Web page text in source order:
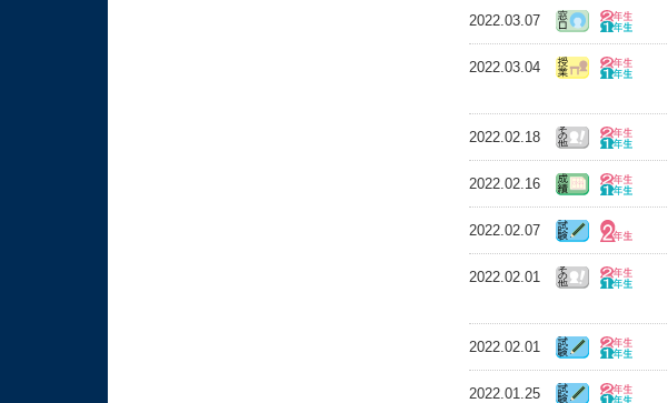
2022.03.07
2022.03.04
2022.02.18
2022.02.16
2022.02.07
2022.02.01
2022.02.01
2022.01.25